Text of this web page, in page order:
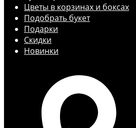
Цветы в корзинах и боксах
Подобрать букет
Подарки
Скидки
Новинки